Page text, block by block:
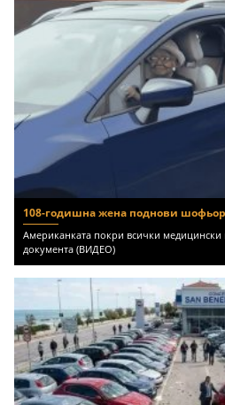
108-годишна жена поднови
Американката покри всички медицински
документа (ВИДЕО)